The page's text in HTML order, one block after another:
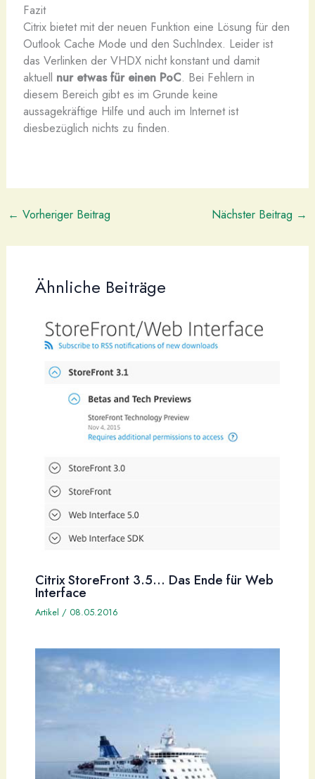
Fazit
Citrix bietet mit der neuen Funktion eine Lösung für den
Outlook Cache Mode und den SuchIndex. Leider ist
das Verlinken der VHDX nicht konstant und damit
aktuell nur etwas für einen PoC. Bei Fehlern in
diesem Bereich gibt es im Grunde keine
aussagekräftige Hilfe und auch im Internet ist
diesbezüglich nichts zu finden.
← Vorheriger Beitrag Nächster Beitrag →
Ähnliche Beiträge
Citrix StoreFront 3.5… Das Ende für Web
Interface
Artikel / 08.05.2016